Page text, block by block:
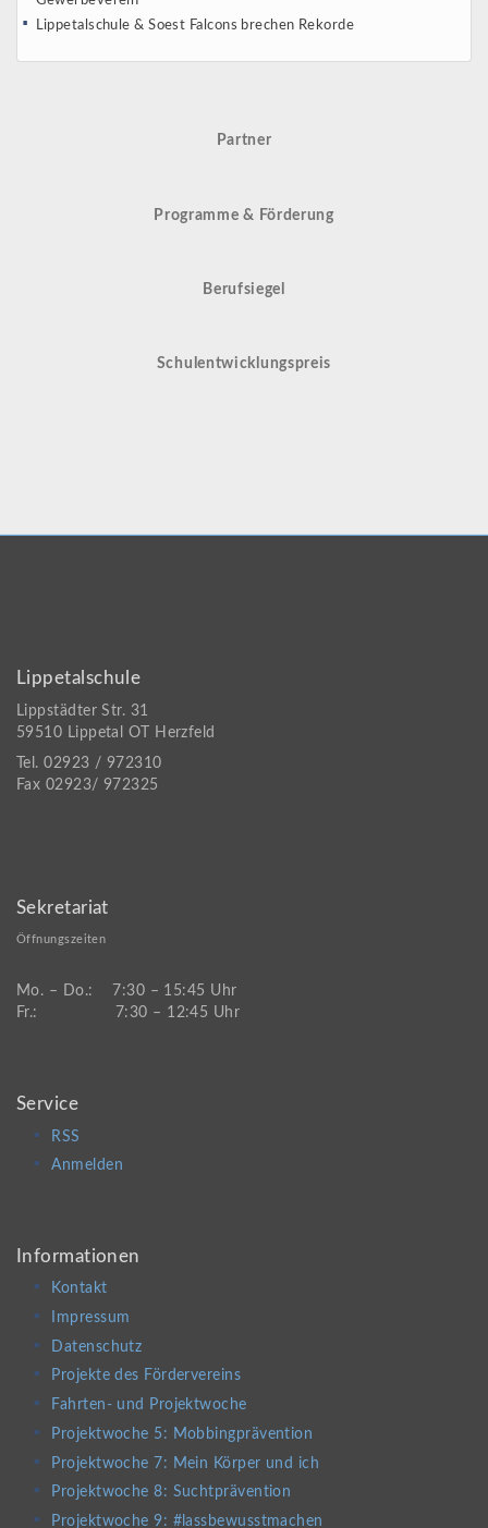
Lippetalschule & Soest Falcons brechen Rekorde
Partner
Programme & Förderung
Berufsiegel
Schulentwicklungspreis
Lippetalschule
Lippstädter Str. 31
59510 Lippetal OT Herzfeld
Tel. 02923 / 972310
Fax 02923/ 972325
Sekretariat
Öffnungszeiten
Mo. – Do.: 7:30 – 15:45 Uhr
Fr.: 7:30 – 12:45 Uhr
Service
RSS
Anmelden
Informationen
Kontakt
Impressum
Datenschutz
Projekte des Fördervereins
Fahrten- und Projektwoche
Projektwoche 5: Mobbingprävention
Projektwoche 7: Mein Körper und ich
Projektwoche 8: Suchtprävention
Projektwoche 9: #lassbewusstmachen